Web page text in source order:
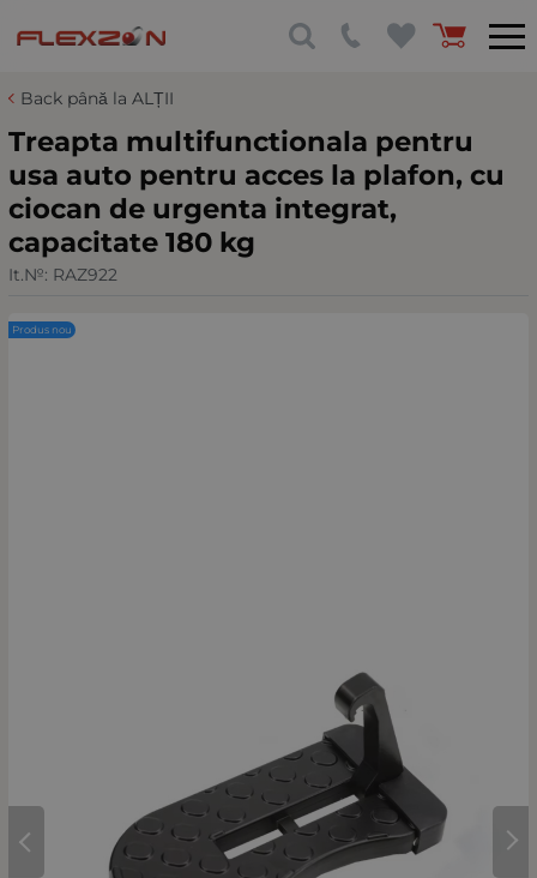
Back până la ALȚII
Treapta multifunctionala pentru
usa auto pentru acces la plafon, cu
ciocan de urgenta integrat,
capacitate 180 kg
It.№: RAZ922
Produs nou